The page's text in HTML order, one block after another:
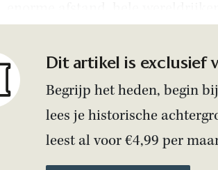
Dit artikel is exclusief
Begrijp het heden, begin
lees je historische
leest al voor €4,99 per